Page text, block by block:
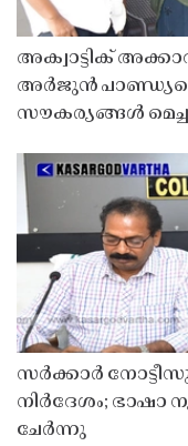
അക്വാട്ടിക്
അർജുൻ
സൗകര്യങ്ങൾ
സർക്കാർ
നിർദേശം; ഭാഷാ
ചേർന്നു